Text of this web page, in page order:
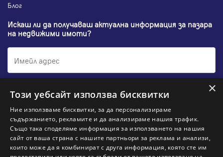
Блог
Искаш ли да получаваш актуална информация за пазара
на недвижими имоти?
Абонирам се
НАЙ-ПОПУЛЯРНИ ТЪРСЕНИЯ:
×
Този уебсайт използва бисквитки
Ние използваме бисквитки, за да персонализираме
съдържанието, рекламите и да анализираме нашия трафик.
Също така споделяме информация за използването на нашия
сайт от ваша страна с нашите партньори за реклама и анализи,
които може да я комбинират с друга информация, която сте им